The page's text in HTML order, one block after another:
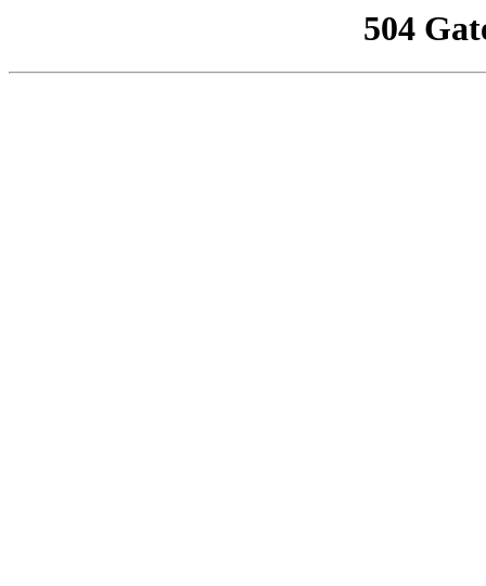
504